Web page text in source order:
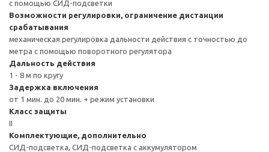
с помощью СИД-подсветки
Возможности регулировки, ограничение дистанции
срабатывания
механическая регулировка дальности действия с точностью до
метра с помощью поворотного регулятора
Дальность действия
1 - 8 м по кругу
Задержка включения
от 1 мин. до 20 мин. + режим установки
Класс защиты
II
Комплектующие, дополнительно
СИД-подсветка, СИД-подсветка с аккумулятором